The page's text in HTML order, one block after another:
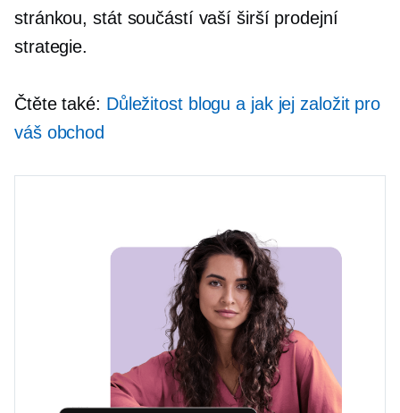
stránkou, stát součástí vaší širší prodejní
strategie.
Čtěte také: Důležitost blogu a jak jej založit pro
váš obchod